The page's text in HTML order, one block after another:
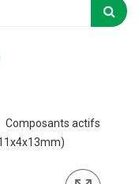
Composants actifs